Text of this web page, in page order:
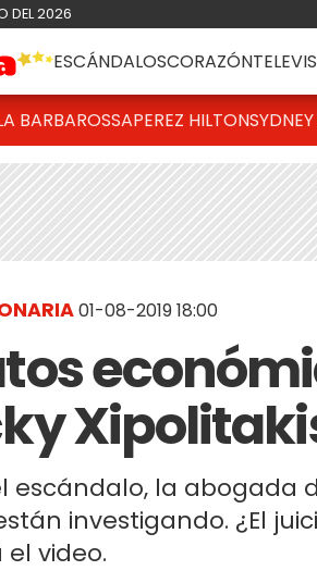
DEL 2026
ESCÁNDALOSCORAZÓN
BARBAROSSAPEREZ HILTON
01-08-2019 18:00
escándalo, la abogada
investigando. ¿El
el video.